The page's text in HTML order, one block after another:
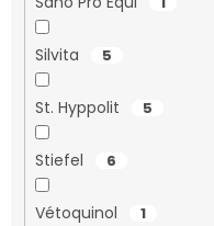
Silvita 5
St. Hyppolit 5
Stiefel 6
Vétoquinol 1